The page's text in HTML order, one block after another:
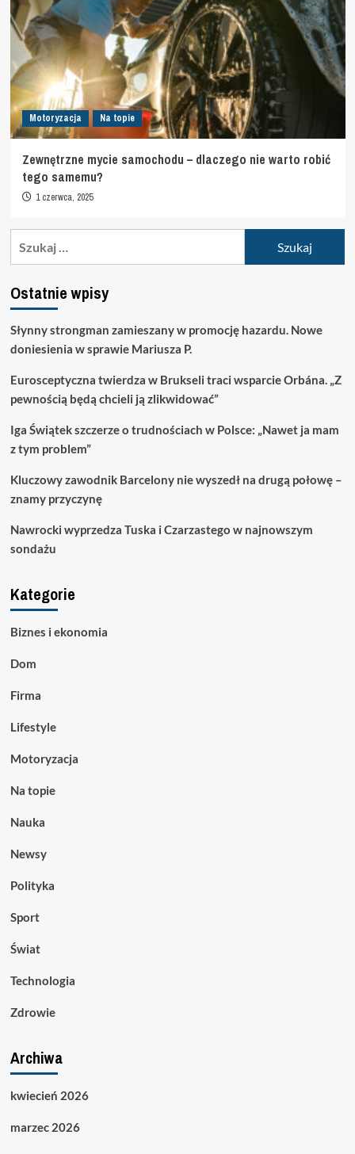
Motoryzacja Na topie
Zewnętrzne mycie samochodu – dlaczego nie warto robić
tego samemu?
1 czerwca, 2025
Ostatnie wpisy
Słynny strongman zamieszany w promocję hazardu. Nowe
doniesienia w sprawie Mariusza P.
Eurosceptyczna twierdza w Brukseli traci wsparcie Orbána. „Z
pewnością będą chcieli ją zlikwidować”
Iga Świątek szczerze o trudnościach w Polsce: „Nawet ja mam
z tym problem”
Kluczowy zawodnik Barcelony nie wyszedł na drugą połowę –
znamy przyczynę
Nawrocki wyprzedza Tuska i Czarzastego w najnowszym
sondażu
Kategorie
Biznes i ekonomia
Dom
Firma
Lifestyle
Motoryzacja
Na topie
Nauka
Newsy
Polityka
Sport
Świat
Technologia
Zdrowie
Archiwa
kwiecień 2026
marzec 2026